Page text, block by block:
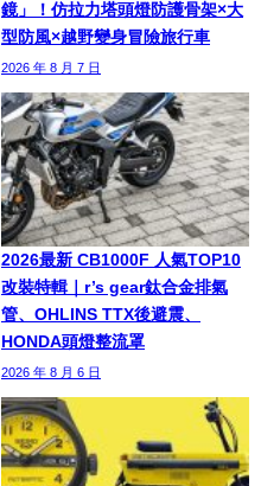
鏡」！仿拉力塔頭燈防護骨架×大
型防風×越野變身冒險旅行車
2026 年 8 月 7 日
2026最新 CB1000F 人氣TOP10
改裝特輯｜r’s gear鈦合金排氣
管、OHLINS TTX後避震、
HONDA頭燈整流罩
2026 年 8 月 6 日